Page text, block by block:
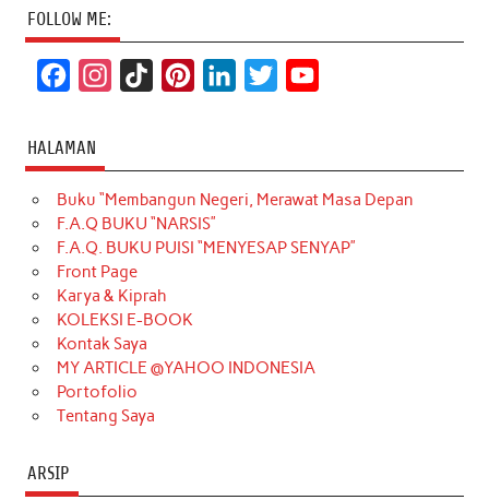
FOLLOW ME:
c
e
b
o
o
k
t
a
g
r
a
m
T
o
k
t
e
r
k
e
d
t
t
e
T
u
b
HALAMAN
Buku “Membangun Negeri, Merawat Masa Depan
F.A.Q BUKU “NARSIS”
F.A.Q. BUKU PUISI “MENYESAP SENYAP”
Front Page
Karya & Kiprah
KOLEKSI E-BOOK
Kontak Saya
MY ARTICLE @YAHOO INDONESIA
Portofolio
Tentang Saya
ARSIP